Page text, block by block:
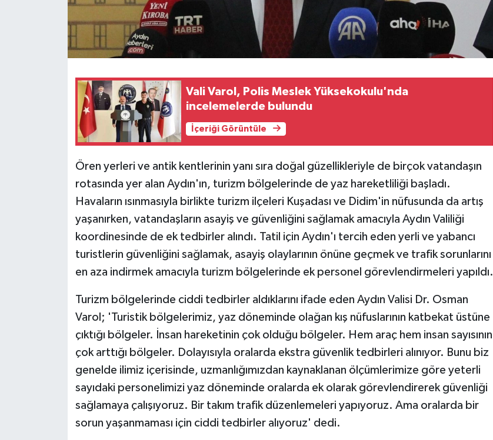
Vali Varol, Polis Meslek Yüksekokulu'nda
incelemelerde bulundu
İçeriği Görüntüle
Ören yerleri ve antik kentlerinin yanı sıra doğal güzellikleriyle de birçok vatandaşın
rotasında yer alan Aydın'ın, turizm bölgelerinde de yaz hareketliliği başladı.
Havaların ısınmasıyla birlikte turizm ilçeleri Kuşadası ve Didim'in nüfusunda da artış
yaşanırken, vatandaşların asayiş ve güvenliğini sağlamak amacıyla Aydın Valiliği
koordinesinde de ek tedbirler alındı. Tatil için Aydın'ı tercih eden yerli ve yabancı
turistlerin güvenliğini sağlamak, asayiş olaylarının önüne geçmek ve trafik sorunlarını
en aza indirmek amacıyla turizm bölgelerinde ek personel görevlendirmeleri yapıldı.
Turizm bölgelerinde ciddi tedbirler aldıklarını ifade eden Aydın Valisi Dr. Osman
Varol; 'Turistik bölgelerimiz, yaz döneminde olağan kış nüfuslarının katbekat üstüne
çıktığı bölgeler. İnsan hareketinin çok olduğu bölgeler. Hem araç hem insan sayısının
çok arttığı bölgeler. Dolayısıyla oralarda ekstra güvenlik tedbirleri alınıyor. Bunu biz
genelde ilimiz içerisinde, uzmanlığımızdan kaynaklanan ölçümlerimize göre yeterli
sayıdaki personelimizi yaz döneminde oralarda ek olarak görevlendirerek güvenliği
sağlamaya çalışıyoruz. Bir takım trafik düzenlemeleri yapıyoruz. Ama oralarda bir
sorun yaşanmaması için ciddi tedbirler alıyoruz' dedi.